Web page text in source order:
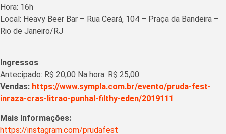
Hora: 16h
Local: Heavy Beer Bar – Rua Ceará, 104 – Praça da Bandeira –
Rio de Janeiro/RJ
Ingressos
Antecipado: R$ 20,00 Na hora: R$ 25,00
Vendas: https://www.sympla.com.br/evento/pruda-fest-
inraza-cras-litrao-punhal-filthy-eden/2019111
Mais Informações:
https://instagram.com/prudafest